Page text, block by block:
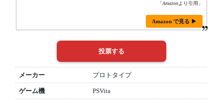
「Amazonより引用」
Amazon で見る ▶
メーカー プロトタイプ
ゲーム機 PSVita